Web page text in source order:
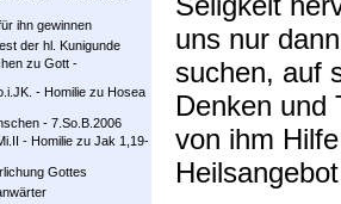
ihn gewinnen
der hl. Kunigunde
zu Gott -
- Homilie zu Hosea
- 7.So.B.2006
- Homilie zu Jak 1,19-
Gottes
uns nur
suchen, auf
Denken und
von ihm